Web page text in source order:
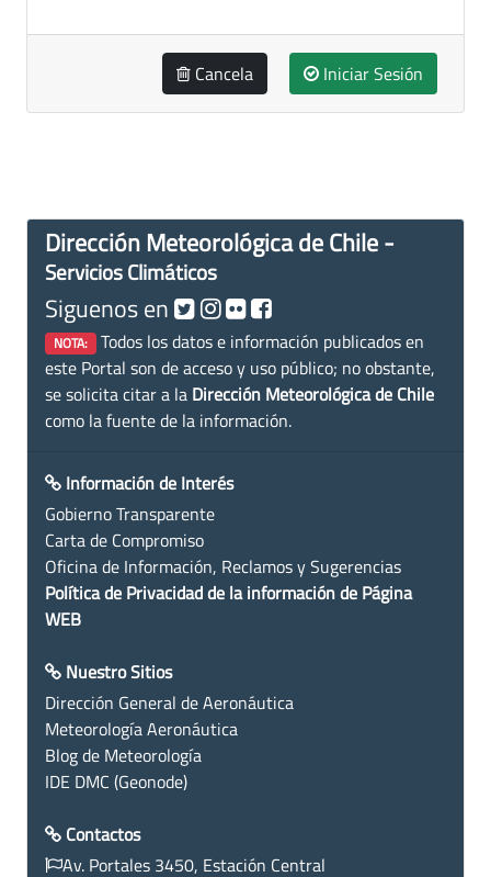
Cancela Iniciar Sesión
Dirección Meteorológica de Chile -
Servicios Climáticos
Siguenos en
NOTA: Todos los datos e información publicados en
este Portal son de acceso y uso público; no obstante,
se solicita citar a la Dirección Meteorológica de Chile
como la fuente de la información.
Información de Interés
Gobierno Transparente
Carta de Compromiso
Oficina de Información, Reclamos y Sugerencias
Política de Privacidad de la información de Página
WEB
Nuestro Sitios
Dirección General de Aeronáutica
Meteorología Aeronáutica
Blog de Meteorología
IDE DMC (Geonode)
Contactos
Av. Portales 3450, Estación Central